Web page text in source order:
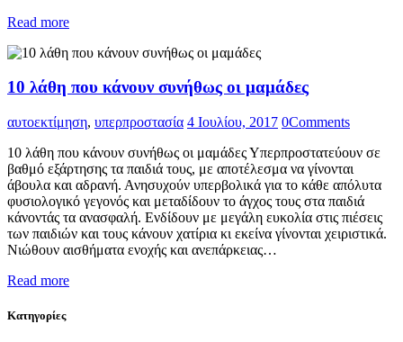
Read more
10 λάθη που κάνουν συνήθως οι μαμάδες
αυτοεκτίμηση, υπερπροστασία 4 Ιουλίου, 2017 0Comments
10 λάθη που κάνουν συνήθως οι μαμάδες Υπερπροστατεύουν σε
βαθμό εξάρτησης τα παιδιά τους, με αποτέλεσμα να γίνονται
άβουλα και αδρανή. Ανησυχούν υπερβολικά για το κάθε απόλυτα
φυσιολογικό γεγονός και μεταδίδουν το άγχος τους στα παιδιά
κάνοντάς τα ανασφαλή. Ενδίδουν με μεγάλη ευκολία στις πιέσεις
των παιδιών και τους κάνουν χατίρια κι εκείνα γίνονται χειριστικά.
Νιώθουν αισθήματα ενοχής και ανεπάρκειας…
Read more
Kατηγορίες